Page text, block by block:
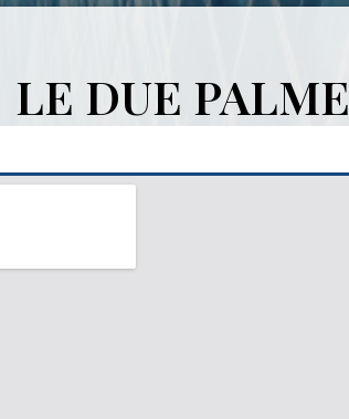
LE DUE PALME